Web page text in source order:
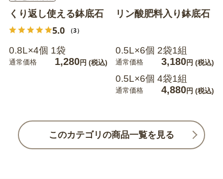
くり返し使える鉢底石
5.0 （3）
0.8L×4個 1袋
通常価格 1,280円 (税込)
リン酸肥料入り鉢底石
0.5L×6個 2袋1組
通常価格 3,180円 (税込)
0.5L×6個 4袋1組
通常価格 4,880円 (税込)
このカテゴリの商品一覧を見る